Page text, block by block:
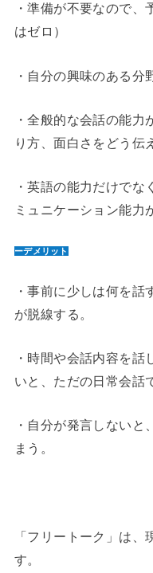
・準備が不要なので
はゼロ）
・自分の興味のある分
・全般的な会話の能
り方、面白さをどう伝
・英語の能力だけでな
ミュニケーション能力
ーデメリット
・事前に少しは何を
が脱線する。
・時間や会話内容を
いと、ただの日常会話
・自分が発言しない
まう。
「フリートーク」は
す。